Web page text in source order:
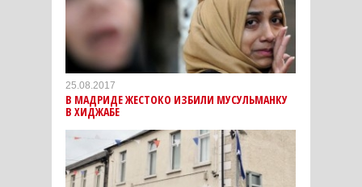
25.08.2017
В МАДРИДЕ ЖЕСТОКО ИЗБИЛИ МУСУЛЬМАНКУ
В ХИДЖАБЕ